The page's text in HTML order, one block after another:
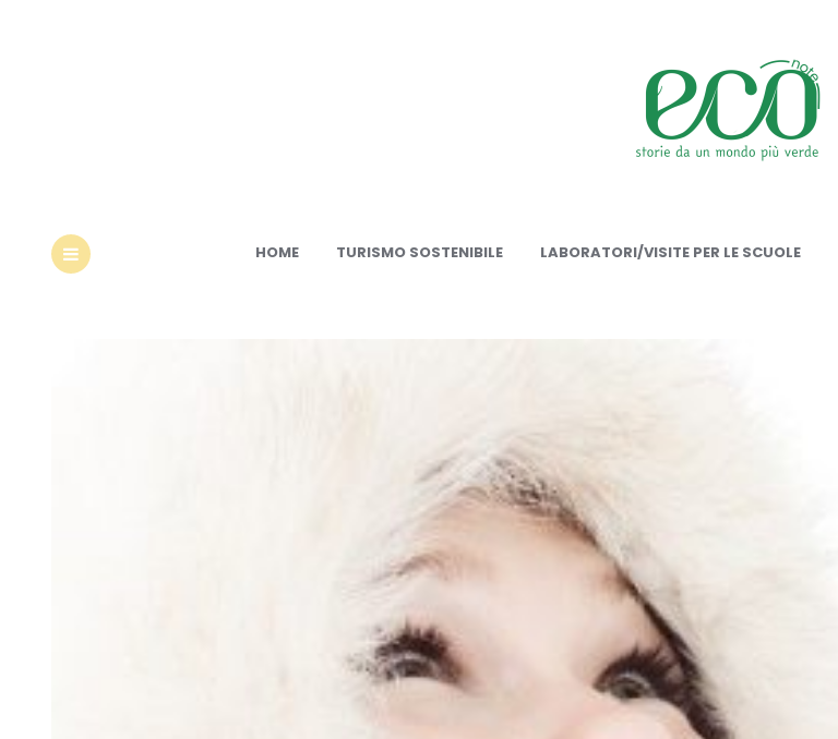
HOME TURISMO SOSTENIBILE LABORATORI/VISITE PER LE SCUOLE